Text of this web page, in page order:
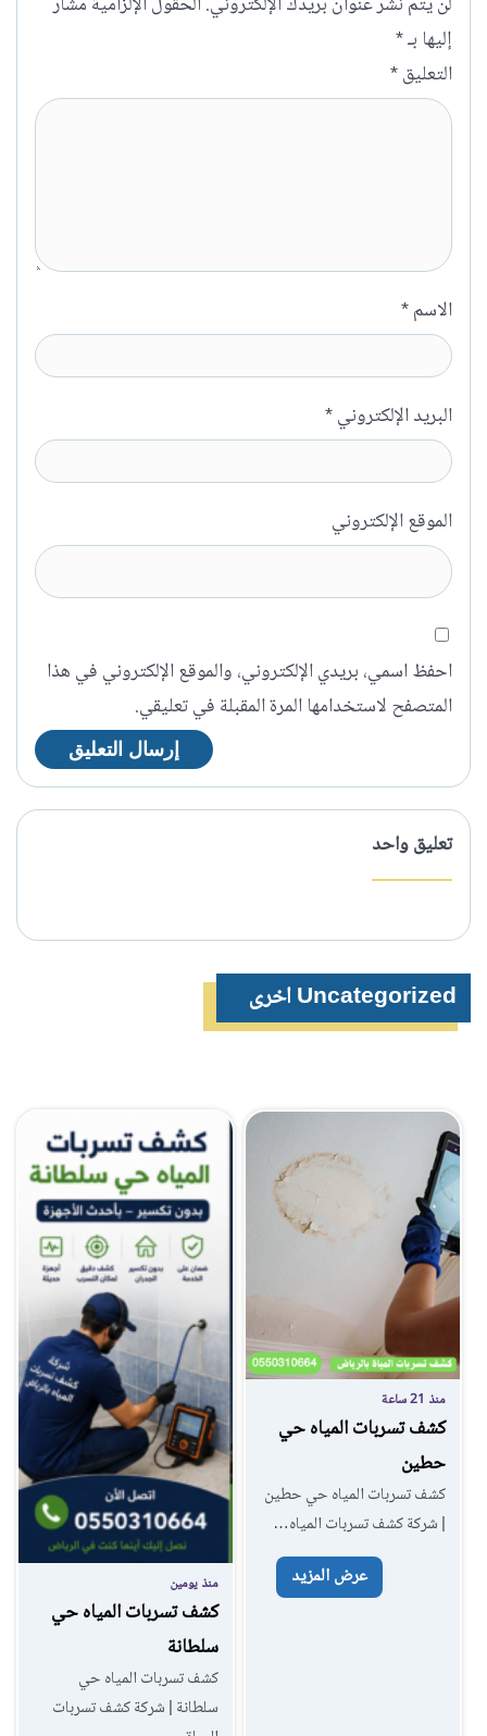
إليها بـ*
التعليق*
الاسم*
البريد الإلكتروني*
الموقع الإلكتروني
احفظ اسمي، بريدي الإلكتروني، والموقع الإلكتروني في هذا
المتصفح لاستخدامها المرة المقبلة في تعليقي.
تعليق واحد
Uncategorized اخرى
منذ 21 ساعة
كشف تسربات المياه حي
حطين
كشف تسربات المياه حي حطين
| شركة كشف تسربات المياه…
عرض المزيد منذ يومين
كشف تسربات المياه حي
سلطانة
كشف تسربات المياه حي
سلطانة | شركة كشف تسربات